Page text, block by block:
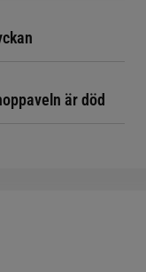
är död